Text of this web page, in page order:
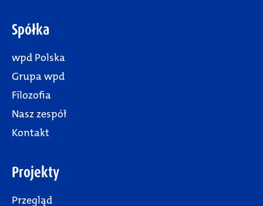
Spółka
wpd Polska
Grupa wpd
Filozofia
Nasz zespół
Kontakt
Projekty
Przegląd